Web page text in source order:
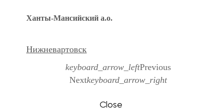
Ханты-Мансийский а.о.
Нижневартовск
keyboard_arrow_leftPrevious
Nextkeyboard_arrow_right
Close